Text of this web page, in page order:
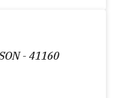
- 41160